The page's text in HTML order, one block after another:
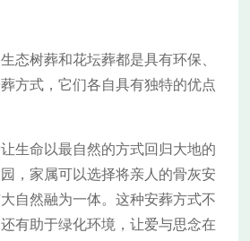
态树葬和花坛葬都是具有环保、
方式，它们各自具有独特的优点
命以最自然的方式回归大地的
，家属可以选择将亲人的骨灰安
自然融为一体。这种安葬方式不
有助于绿化环境，让爱与思念在